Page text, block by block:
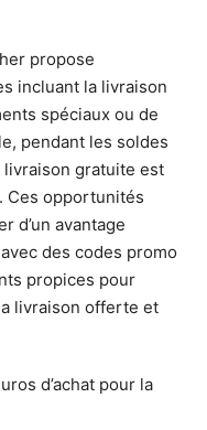
propose
incluant la livraison
spéciaux ou de
pendant les soldes
livraison gratuite est
Ces opportunités
d’un avantage
des codes promo
propices pour
livraison offerte et
d’achat pour la